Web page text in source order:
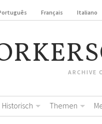
Français Italiano
ARCHIVE
Historisch Themen